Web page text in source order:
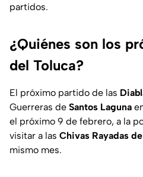
partidos.
¿Quiénes son los
del Toluca?
El próximo partido de las
Guerreras de Santos Laguna
el próximo 9 de febrero, a la
visitar a las Chivas Rayadas
mismo mes.